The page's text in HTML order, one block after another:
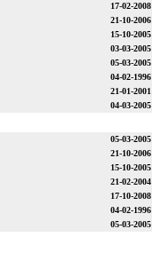
17-02-2008
21-10-2006
15-10-2005
03-03-2005
05-03-2005
04-02-1996
21-01-2001
04-03-2005
05-03-2005
21-10-2006
15-10-2005
21-02-2004
17-10-2008
04-02-1996
05-03-2005